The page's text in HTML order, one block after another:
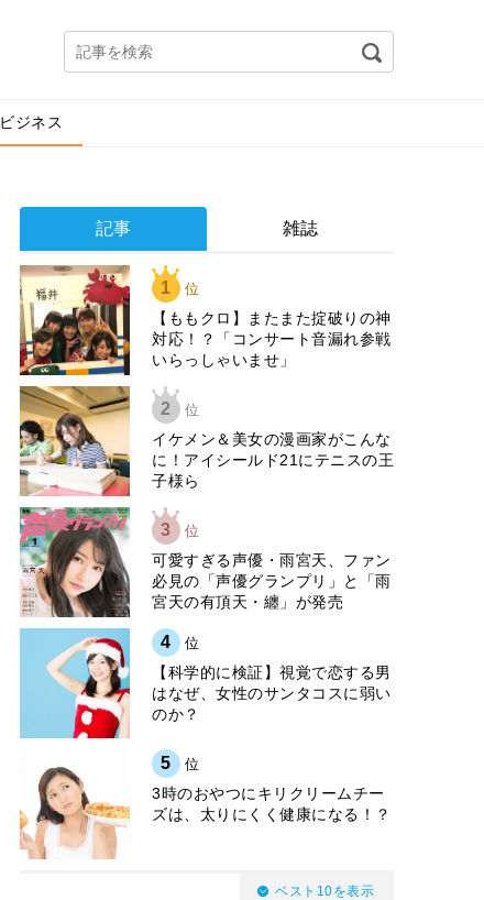
ビジネス
記事 雑誌
1 位
【ももクロ】またまた掟破りの神
対応！？「コンサート音漏れ参戦
いらっしゃいませ」
2 位
イケメン＆美女の漫画家がこんな
に！アイシールド21にテニスの王
子様ら
3 位
可愛すぎる声優・雨宮天、ファン
必見の「声優グランプリ」と「雨
宮天の有頂天・纏」が発売
4 位
【科学的に検証】視覚で恋する男
はなぜ、女性のサンタコスに弱い
のか？
5 位
3時のおやつにキリクリームチー
ズは、太りにくく健康になる！？
ベスト10を表示